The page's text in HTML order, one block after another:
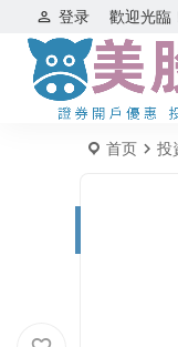
歡迎光臨
登录
首页 投